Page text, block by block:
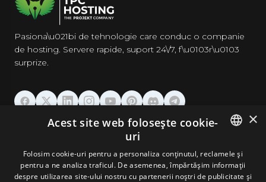
Pasiona\u021bi de tehnologie care conduc o companie
de hosting. Servere rapide, suport 24\/7, f\u0103r\u0103
surprize.
GĂZDUIRE
DOMENII & EMAIL
ENGLISH
GERMAN
×
Acest site web folosește cookie-
uri
Folosim cookie-uri pentru a personaliza conținutul, reclamele și
pentru a ne analiza traficul. De asemenea, împărtășim informații
despre utilizarea site-ului nostru cu partenerii noștri de publicitate și